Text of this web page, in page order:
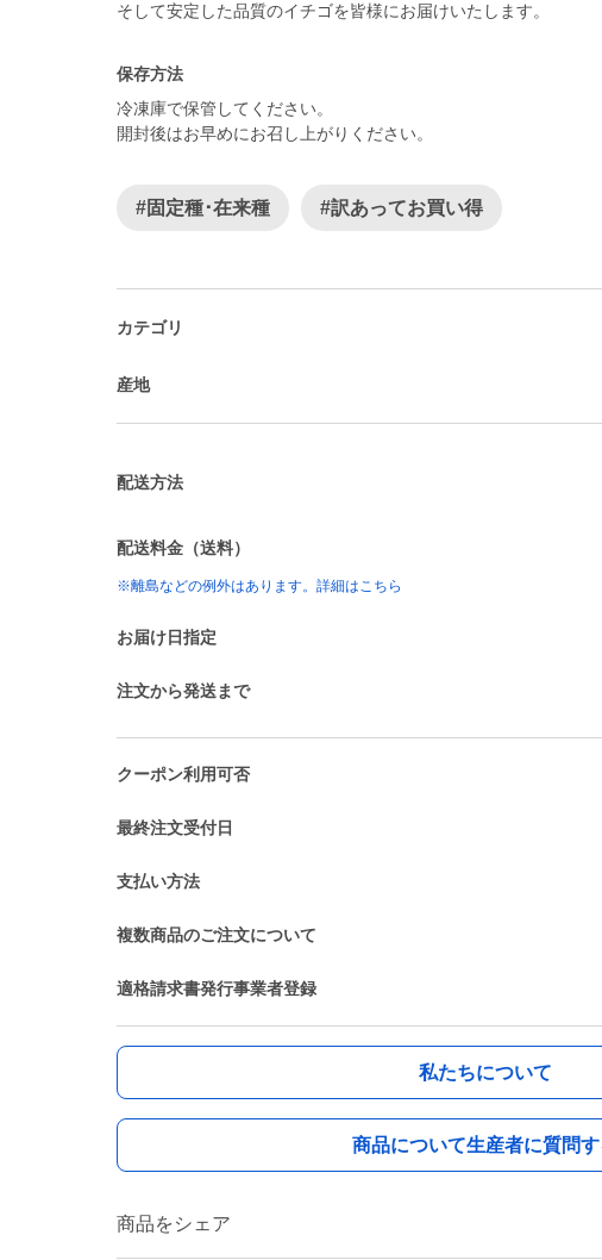
そして安定した品質のイチゴを皆様にお届けいたします。
保存方法
冷凍庫で保管してください。
開封後はお早めにお召し上がりください。
#固定種･在来種 #訳あってお買い得
カテゴリ
産地
配送方法
配送料金（送料）
※離島などの例外はあります。詳細はこちら
お届け日指定
注文から発送まで
クーポン利用可否
最終注文受付日
支払い方法
複数商品のご注文について
適格請求書発行事業者登録
私たちについて
商品について生産者に質問す
商品をシェア